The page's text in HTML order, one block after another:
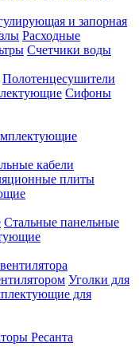
и запорная
Расходные
Счетчики воды
Полотенцесушители
Сифоны
кабели
плиты
Стальные панельные
Уголки для
для
Ресанта